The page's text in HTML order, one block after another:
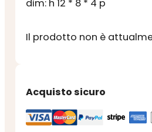
dim: h 12 * 8 * 4 p
Il prodotto non è
Acquisto sicuro